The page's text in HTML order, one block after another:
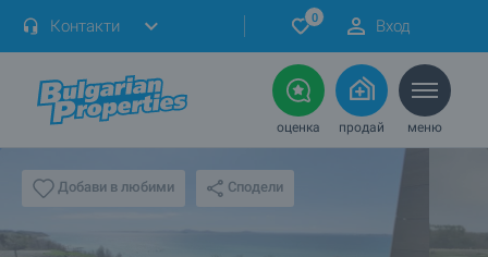
Контакти 0 Вход
оценка продай меню
Добави в любими Сподели